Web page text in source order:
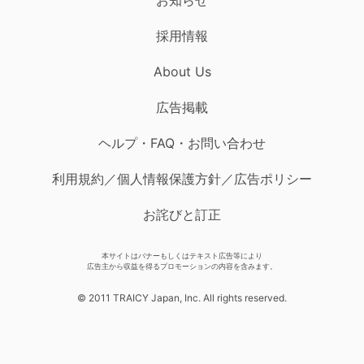
採用情報
About Us
広告掲載
ヘルプ・FAQ・お問い合わせ
利用規約／個人情報保護方針／広告ポリシー
お詫びと訂正
本サイトはバナーもしくはテキスト広告等により
広告主から収益を得るプロモーションの内容を含みます。
© 2011 TRAICY Japan, Inc. All rights reserved.